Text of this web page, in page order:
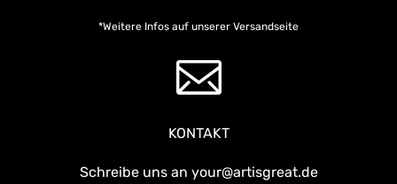
*Weitere Infos auf unserer Versandseite
KONTAKT
Schreibe uns an your@artisgreat.de